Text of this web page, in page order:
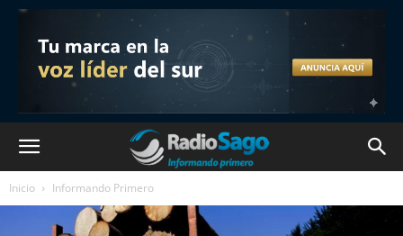
Inicio Informando Primero